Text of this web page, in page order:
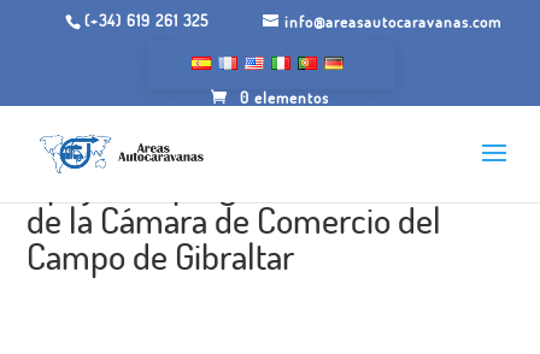
(+34) 619 261 325 info@areasautocaravanas.com
0 elementos
Apoyo del programa InnoCámaras
de la Cámara de Comercio del
Campo de Gibraltar